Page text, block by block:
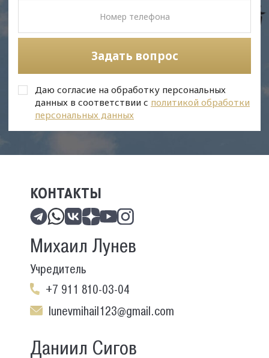
Задать вопрос
Даю согласие на обработку персональных
данных в соответствии с политикой обработки
персональных данных
КОНТАКТЫ
Михаил Лунев
Учредитель
+7 911 810-03-04
lunevmihail123@gmail.com
Даниил Сигов